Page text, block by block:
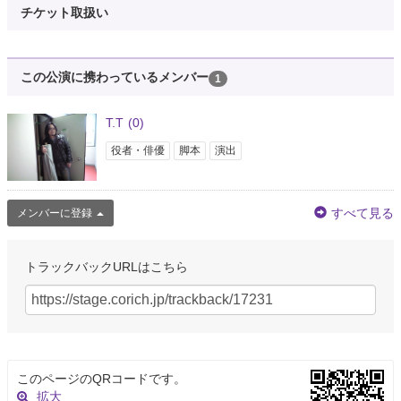
チケット取扱い
この公演に携わっているメンバー 1
T.T (0)
役者・俳優 脚本 演出
メンバーに登録 すべて見る
トラックバックURLはこちら
このページのQRコードです。
拡大